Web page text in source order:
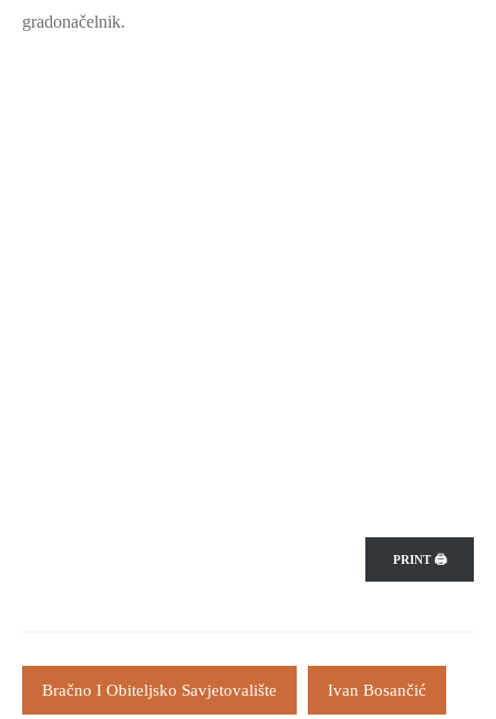
gradonačelnik.
PRINT 🖨
Bračno I Obiteljsko Savjetovalište Ivan Bosančić